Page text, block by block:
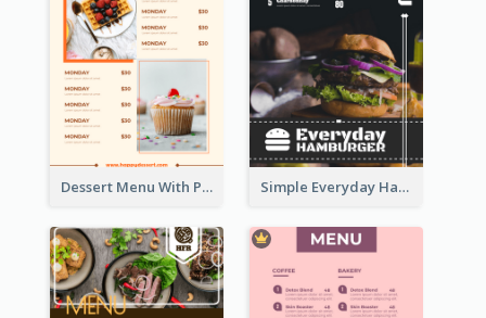
Dessert Menu With Photos Of Cakes Simple Everyday Hamburger Menu In Black